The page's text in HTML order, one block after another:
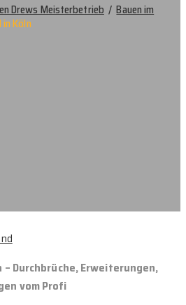
Drews Meisterbetrieb /Bauen im
Köln
– Durchbrüche, Erweiterungen,
vom Profi